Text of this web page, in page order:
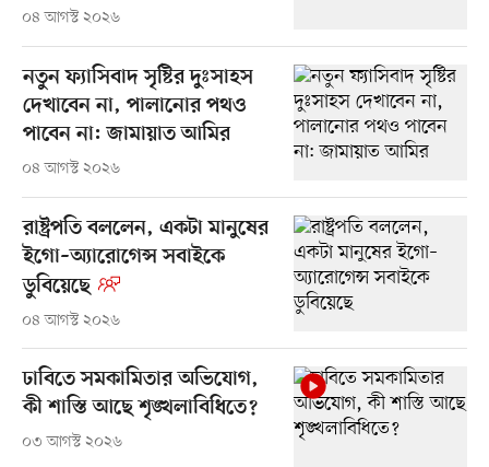
০৪ আগস্ট ২০২৬
নতুন ফ্যাসিবাদ সৃষ্টির দুঃসাহস
দেখাবেন না, পালানোর পথও
পাবেন না: জামায়াত আমির
০৪ আগস্ট ২০২৬
রাষ্ট্রপতি বললেন, একটা মানুষের
ইগো–অ্যারোগেন্স সবাইকে
ডুবিয়েছে
০৪ আগস্ট ২০২৬
ঢাবিতে সমকামিতার অভিযোগ,
কী শাস্তি আছে শৃঙ্খলাবিধিতে?
০৩ আগস্ট ২০২৬